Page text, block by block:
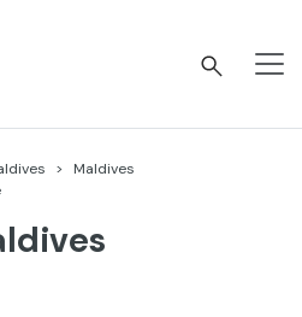
Maldives